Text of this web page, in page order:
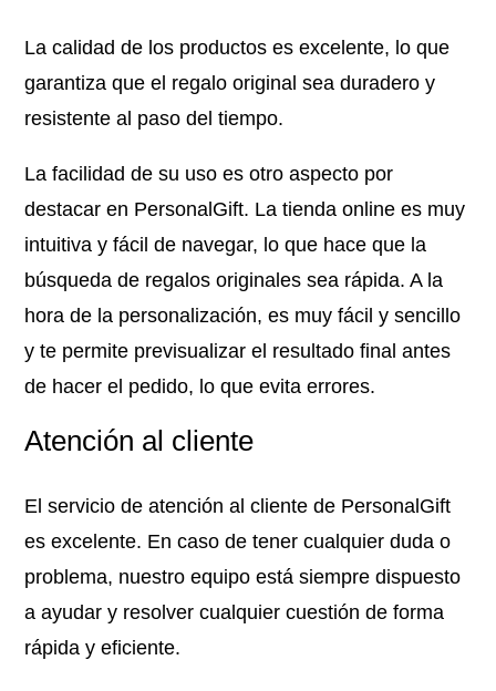
La calidad de los productos es excelente, lo que
garantiza que el regalo original sea duradero y
resistente al paso del tiempo.
La facilidad de su uso es otro aspecto por
destacar en PersonalGift. La tienda online es muy
intuitiva y fácil de navegar, lo que hace que la
búsqueda de regalos originales sea rápida. A la
hora de la personalización, es muy fácil y sencillo
y te permite previsualizar el resultado final antes
de hacer el pedido, lo que evita errores.
Atención al cliente
El servicio de atención al cliente de PersonalGift
es excelente. En caso de tener cualquier duda o
problema, nuestro equipo está siempre dispuesto
a ayudar y resolver cualquier cuestión de forma
rápida y eficiente.